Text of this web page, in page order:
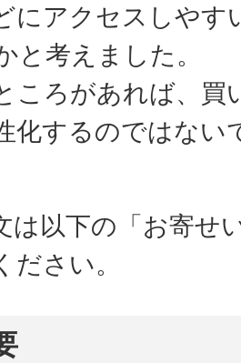
にアクセスしやす
と考えました。
ころがあれば、買
化するのではない
は以下の「お寄せ
さい。